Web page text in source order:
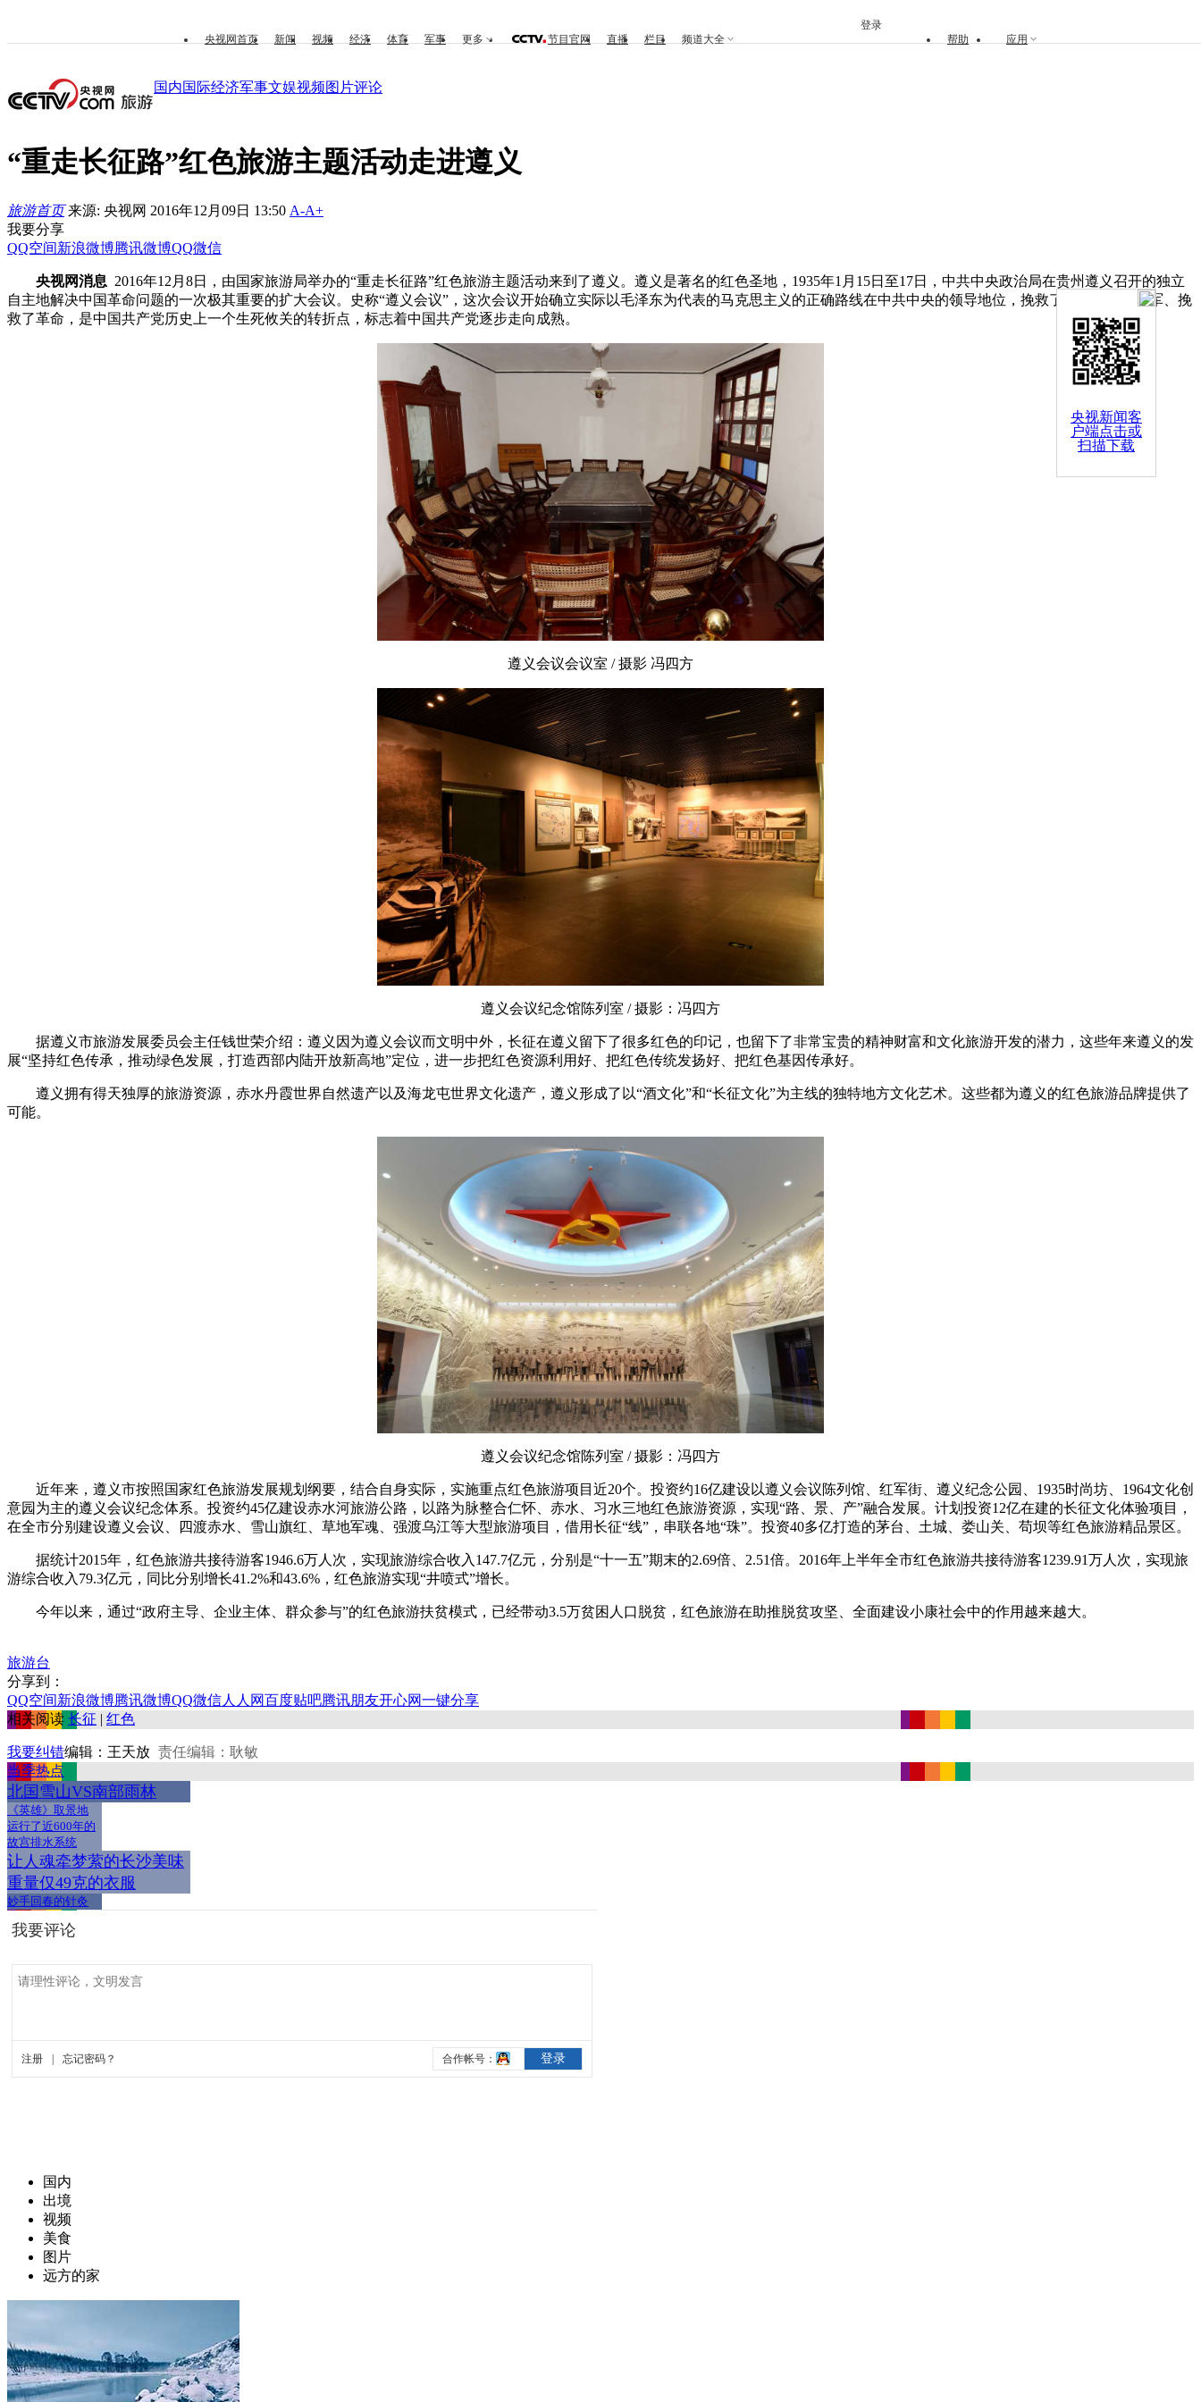
央视新闻客
户端点击或
扫描下载
央视网首页 新闻 视频 经济 体育 军事 更多 节目官网 直播 栏目 频道大全 帮助 应用
登录
国内国际经济军事文娱视频图片评论
“重走长征路”红色旅游主题活动走进遵义
旅游首页 来源: 央视网 2016年12月09日 13:50 A-A+
我要分享
QQ空间新浪微博腾讯微博QQ微信
央视网消息 2016年12月8日，由国家旅游局举办的“重走长征路”红色旅游主题活动来到了遵义。遵义是著名的红色圣地，1935年1月15日至17日，中共中央政治局在贵州遵义召开的独立
自主地解决中国革命问题的一次极其重要的扩大会议。史称“遵义会议”，这次会议开始确立实际以毛泽东为代表的马克思主义的正确路线在中共中央的领导地位，挽救了党、挽救了红军、挽
救了革命，是中国共产党历史上一个生死攸关的转折点，标志着中国共产党逐步走向成熟。
遵义会议会议室 / 摄影 冯四方
遵义会议纪念馆陈列室 / 摄影：冯四方
据遵义市旅游发展委员会主任钱世荣介绍：遵义因为遵义会议而文明中外，长征在遵义留下了很多红色的印记，也留下了非常宝贵的精神财富和文化旅游开发的潜力，这些年来遵义的发
展“坚持红色传承，推动绿色发展，打造西部内陆开放新高地”定位，进一步把红色资源利用好、把红色传统发扬好、把红色基因传承好。
遵义拥有得天独厚的旅游资源，赤水丹霞世界自然遗产以及海龙屯世界文化遗产，遵义形成了以“酒文化”和“长征文化”为主线的独特地方文化艺术。这些都为遵义的红色旅游品牌提供了
可能。
遵义会议纪念馆陈列室 / 摄影：冯四方
近年来，遵义市按照国家红色旅游发展规划纲要，结合自身实际，实施重点红色旅游项目近20个。投资约16亿建设以遵义会议陈列馆、红军街、遵义纪念公园、1935时尚坊、1964文化创
意园为主的遵义会议纪念体系。投资约45亿建设赤水河旅游公路，以路为脉整合仁怀、赤水、习水三地红色旅游资源，实现“路、景、产”融合发展。计划投资12亿在建的长征文化体验项目，
在全市分别建设遵义会议、四渡赤水、雪山旗红、草地军魂、强渡乌江等大型旅游项目，借用长征“线”，串联各地“珠”。投资40多亿打造的茅台、土城、娄山关、苟坝等红色旅游精品景区。
据统计2015年，红色旅游共接待游客1946.6万人次，实现旅游综合收入147.7亿元，分别是“十一五”期末的2.69倍、2.51倍。2016年上半年全市红色旅游共接待游客1239.91万人次，实现旅
游综合收入79.3亿元，同比分别增长41.2%和43.6%，红色旅游实现“井喷式”增长。
今年以来，通过“政府主导、企业主体、群众参与”的红色旅游扶贫模式，已经带动3.5万贫困人口脱贫，红色旅游在助推脱贫攻坚、全面建设小康社会中的作用越来越大。
旅游台
分享到：
QQ空间新浪微博腾讯微博QQ微信人人网百度贴吧腾讯朋友开心网一键分享
相关阅读 长征 | 红色
我要纠错编辑：王天放 责任编辑：耿敏
当季热点
北国雪山VS南部雨林
《英雄》取景地
运行了近600年的
故宫排水系统
让人魂牵梦萦的长沙美味
重量仅49克的衣服
妙手回春的针灸
国内
出境
视频
美食
图片
远方的家